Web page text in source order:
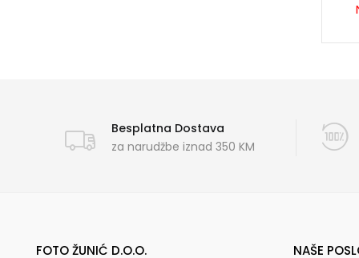
Besplatna Dostava
za narudžbe iznad 350 KM
FOTO ŽUNIĆ D.O.O. NAŠE